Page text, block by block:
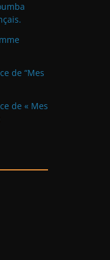
de “Mes
de « Mes